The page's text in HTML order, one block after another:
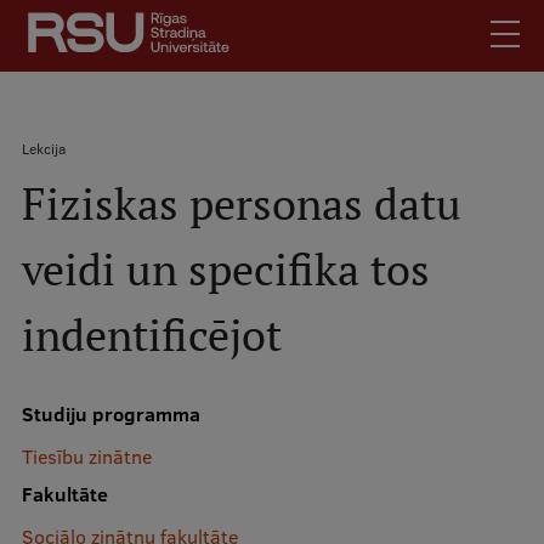
Pārlekt
galveno
saturu
Latviski
Meklēt Mobile
augšējā
izvēlne
Skolēniem
Studentiem
Darbiniekiem
Bibliotēka
Kontakti
Vakances
Atpakaļceļš
Lekcija
Fiziskas personas datu
veidi un specifika tos
indentificējot
Studiju programma
Tiesību zinātne
Fakultāte
Sociālo zinātņu fakultāte